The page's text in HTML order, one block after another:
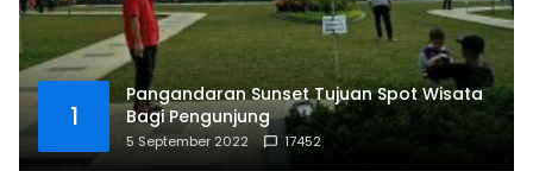
1
Pangandaran Sunset Tujuan Spot Wisata
Bagi Pengunjung
5 September 2022 17452